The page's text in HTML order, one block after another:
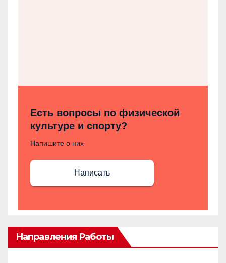
Есть вопросы по физической
культуре и спорту?
Напишите о них
Написать
Направления Работы